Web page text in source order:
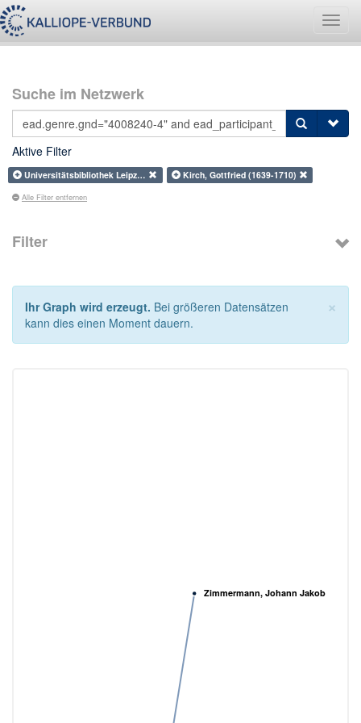
Suche im Netzwerk
Aktive Filter
Universitätsbibliothek Leipz… Kirch, Gottfried (1639-1710)
Alle Filter entfernen
Filter
×
Ihr Graph wird erzeugt. Bei größeren Datensätzen
kann dies einen Moment dauern.
Zimmermann, Johann Jakob